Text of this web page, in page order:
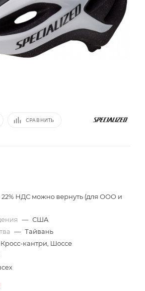
СРАВНИТЬ
22% НДС можно вернуть (для ООО и
— США
— Тайвань
Кросс-кантри, Шоссе